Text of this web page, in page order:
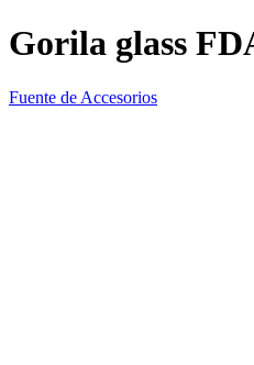
Gorila glass
Fuente de Accesorios